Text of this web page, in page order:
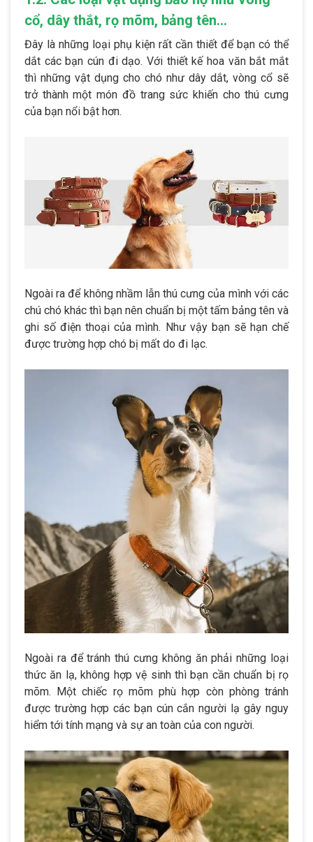
cổ, dây thắt, rọ mõm, bảng tên…
Đây là những loại phụ kiện rất cần thiết để bạn có thể
dắt các bạn cún đi dạo. Với thiết kế hoa văn bắt mắt
thì những vật dụng cho chó như dây dắt, vòng cổ sẽ
trở thành một món đồ trang sức khiến cho thú cưng
của bạn nổi bật hơn.
Ngoài ra để không nhầm lẫn thú cưng của mình với các
chú chó khác thì bạn nên chuẩn bị một tấm bảng tên và
ghi số điện thoại của mình. Như vậy bạn sẽ hạn chế
được trường hợp chó bị mất do đi lạc.
Ngoài ra để tránh thú cưng không ăn phải những loại
thức ăn lạ, không hợp vệ sinh thì bạn cần chuẩn bị rọ
mõm. Một chiếc rọ mõm phù hợp còn phòng tránh
được trường hợp các bạn cún cắn người lạ gây nguy
hiểm tới tính mạng và sự an toàn của con người.